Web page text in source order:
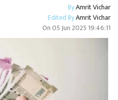
ByAmrit Vichar
Edited ByAmrit Vichar
On05 Jun 2025 19:46:11